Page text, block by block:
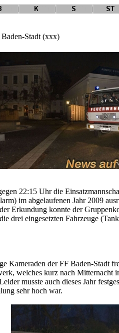
Stadt (xxx)
22:15 Uhr die
im abgelaufenen Jahr 2009
Erkundung konnte der
drei eingesetzten Fahrzeuge
Kameraden der FF Baden-Stadt
welches kurz nach Mitternacht
musste auch dieses Jahr
sehr hoch war.